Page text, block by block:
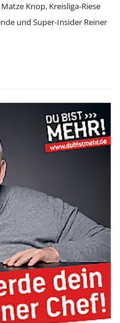
Knop, Kreisliga-Riese
und Super-Insider Reiner